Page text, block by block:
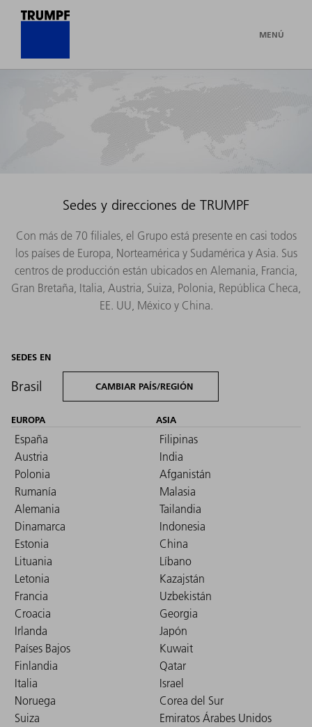
MENÚ
Sedes y direcciones de TRUMPF
Con más de 70 filiales, el Grupo está presente en casi todos
los países de Europa, Norteamérica y Sudamérica y Asia. Sus
centros de producción están ubicados en Alemania, Francia,
Gran Bretaña, Italia, Austria, Suiza, Polonia, República Checa,
EE. UU, México y China.
SEDES EN
Brasil CAMBIAR PAÍS/REGIÓN
EUROPA
España
Austria
Polonia
Rumanía
Alemania
Dinamarca
Estonia
Lituania
Letonia
Francia
Croacia
Irlanda
Países Bajos
Finlandia
Italia
Noruega
Suiza
ASIA
Filipinas
India
Afganistán
Malasia
Tailandia
Indonesia
China
Líbano
Kazajstán
Uzbekistán
Georgia
Japón
Kuwait
Qatar
Israel
Corea del Sur
Emiratos Árabes Unidos